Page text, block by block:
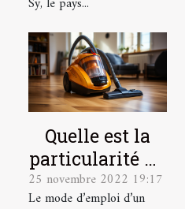
Quelle est la
particularité du
mode d’emploi
d’un aspirateur
25 novembre 2022 19:17
Le mode d’emploi d’un